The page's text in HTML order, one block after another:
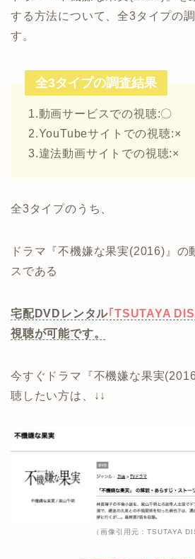
する方法について、全3タイプの
す。
全3タイプの調査結果
1.動画サービスでの視聴:〇
2.YouTubeサイトでの視聴:×
3.違法動画サイトでの視聴:×
全3タイプのうち、
ドラマ『不機嫌な果実(2016)』の
スである
宅配DVDレンタル｢TSUTAYA
視聴が可能です。
今すぐドラマ『不機嫌な果実
聴したい方は、↓↓
（画像引用元：TSUTAYA